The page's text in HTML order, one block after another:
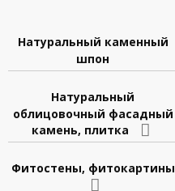
Натуральный каменный
шпон
Натуральный
облицовочный фасадный
камень, плитка
Фитостены, фитокартины